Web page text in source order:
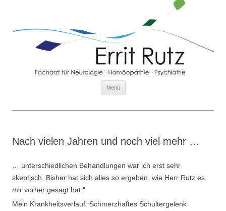
Menü
DIAGNOSTIK
ORGANISATION
TEAM
Nach vielen Jahren und noch viel mehr …
… unterschiedlichen Behandlungen war ich erst sehr
skeptisch. Bisher hat sich alles so ergeben, wie Herr Rutz es
mir vorher gesagt hat.“
Mein Krankheitsverlauf: Schmerzhaftes Schultergelenk